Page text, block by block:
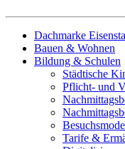
Dachmarke
Bauen & Wohnen
Bildung & Schulen
Städtische
Pflicht- und
Tarife &